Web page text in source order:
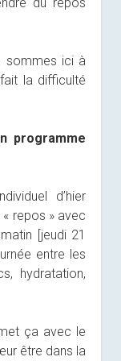
sommes ici à
la difficulté
programme
d’hier
« repos » avec
[jeudi 21
entre les
hydratation,
ça avec le
être dans la